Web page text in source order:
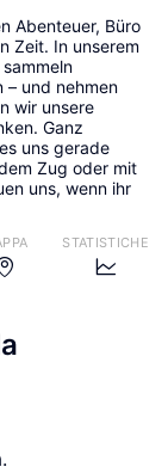
Abenteuer, Büro
Zeit. In unserem
– und nehmen
wir unsere
Ganz
uns gerade
Zug oder mit
uns, wenn ihr
STATISTICHE